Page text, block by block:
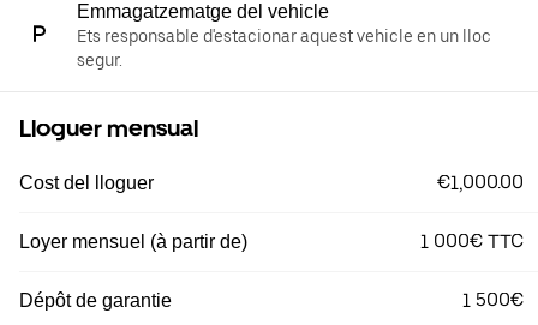
Emmagatzematge del vehicle
Ets responsable d'estacionar aquest vehicle en un lloc
segur.
Lloguer mensual
Cost del lloguer €1,000.00
Loyer mensuel (à partir de) 1 000€ TTC
Dépôt de garantie 1 500€